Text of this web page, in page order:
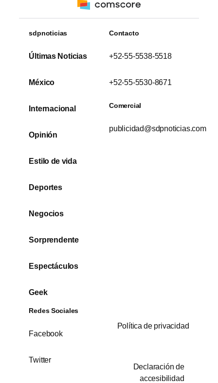
sdpnoticias
Últimas Noticias
México
Internacional
Opinión
Estilo de vida
Deportes
Negocios
Sorprendente
Espectáculos
Geek
Contacto
+52-55-5538-5518
+52-55-5530-8671
Comercial
publicidad@sdpnoticias.com
Redes Sociales
Facebook
Twitter
Política de privacidad
Declaración de
accesibilidad